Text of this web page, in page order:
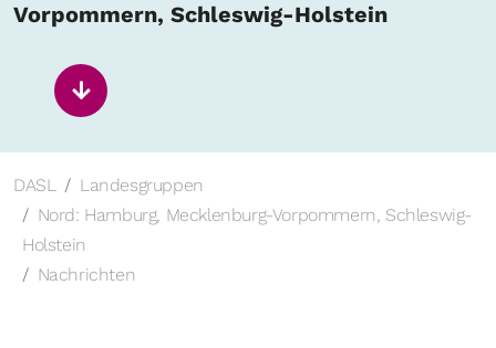
Vorpommern, Schleswig-Holstein
DASL
Landesgruppen
Nord: Hamburg, Mecklenburg-Vorpommern, Schleswig-
Holstein
Nachrichten